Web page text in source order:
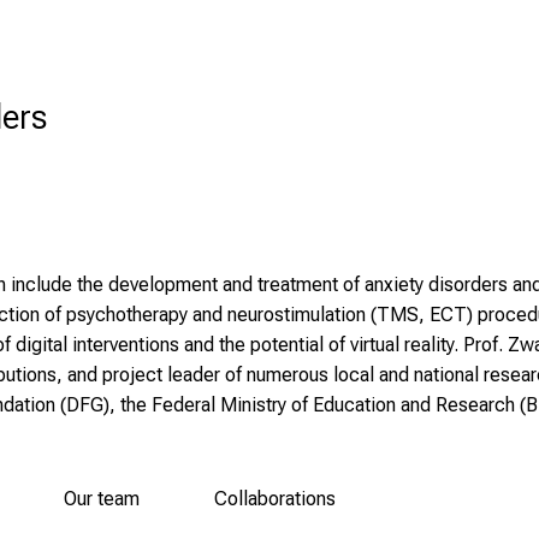
include the development and treatment of anxiety disorders
of psychotherapy and neurostimulation (TMS, ECT)
interventions and the potential of virtual reality. Prof.
and project leader of numerous local and national
(DFG), the Federal Ministry of Education and Research
Our team Collaborations